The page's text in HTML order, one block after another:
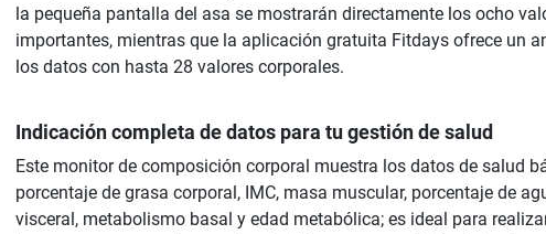
la pequeña pantalla del asa se mostrarán directamente los ocho
importantes, mientras que la aplicación gratuita Fitdays ofrece un
los datos con hasta 28 valores corporales.
Indicación completa de datos para tu gestión de salud
Este monitor de composición corporal muestra los datos de salud
porcentaje de grasa corporal, IMC, masa muscular, porcentaje de
visceral, metabolismo basal y edad metabólica; es ideal para